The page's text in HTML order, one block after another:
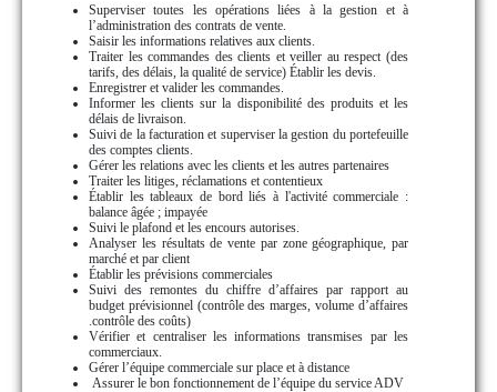
Superviser toutes les opérations liées à la gestion et à
l’administration des contrats de vente.
Saisir les informations relatives aux clients.
Traiter les commandes des clients et veiller au respect (des
tarifs, des délais, la qualité de service) Établir les devis.
Enregistrer et valider les commandes.
Informer les clients sur la disponibilité des produits et les
délais de livraison.
Suivi de la facturation et superviser la gestion du portefeuille
des comptes clients.
Gérer les relations avec les clients et les autres partenaires
Traiter les litiges, réclamations et contentieux
Établir les tableaux de bord liés à l'activité commerciale :
balance âgée ; impayée
Suivi le plafond et les encours autorises.
Analyser les résultats de vente par zone géographique, par
marché et par client
Établir les prévisions commerciales
Suivi des remontes du chiffre d’affaires par rapport au
budget prévisionnel (contrôle des marges, volume d’affaires
.contrôle des coûts)
Vérifier et centraliser les informations transmises par les
commerciaux.
Gérer l’équipe commerciale sur place et à distance
Assurer le bon fonctionnement de l’équipe du service ADV